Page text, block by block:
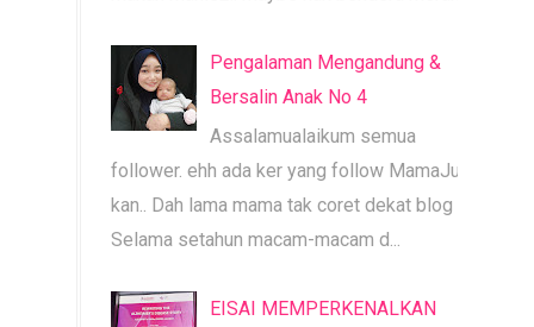
Pengalaman Mengandung &
Bersalin Anak No 4
Assalamualaikum semua
follower. ehh ada ker yang follow MamaJue ni
kan.. Dah lama mama tak coret dekat blog ni.
Selama setahun macam-macam d...
EISAI MEMPERKENALKAN